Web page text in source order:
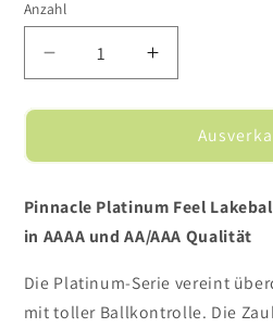
Anzahl
Verringere
die
Menge
Pinnacle
Feel
-
/
Lakeballs
Erhöhe
die
Menge
Pinnacle
Feel
-
/
Lakeballs
Pinnacle Platinum Feel
in AAAA und AA/AAA Qualität
Die Platinum-Serie vereint
mit toller Ballkontrolle. Die